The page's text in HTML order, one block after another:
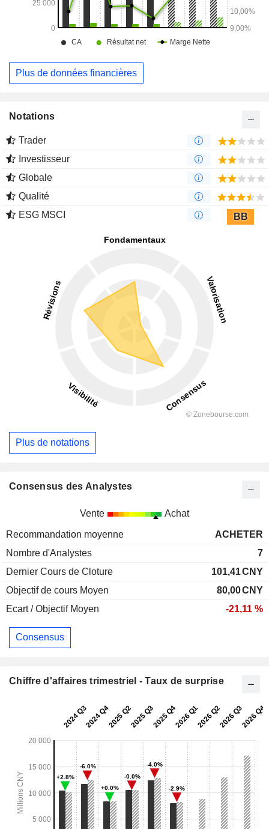
Plus de données financières
Notations
Trader
Investisseur
Globale
Qualité
ESG MSCI
BB
Plus de notations
Consensus des Analystes
Vente Achat
Recommandation moyenne
ACHETER
Nombre d'Analystes
7
Dernier Cours de Cloture
101,41CNY
Objectif de cours Moyen
80,00CNY
Ecart / Objectif Moyen
-21,11 %
Consensus
Chiffre d'affaires trimestriel - Taux de surprise